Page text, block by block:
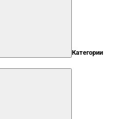
Категории